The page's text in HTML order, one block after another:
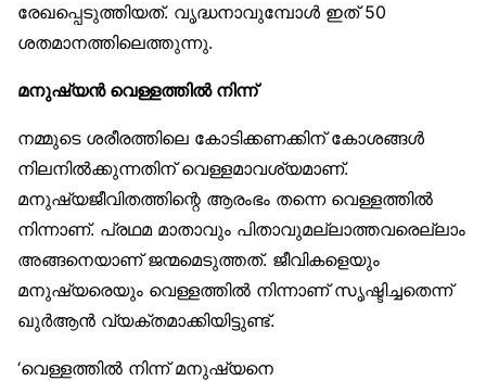
രേഖപ്പെടുത്തിയത്. വൃദ്ധനാവുമ്പോൾ ഇത് 50
ശതമാനത്തിലെത്തുന്നു.
മനുഷ്യൻ വെള്ളത്തിൽ നിന്ന്
നമ്മുടെ ശരീരത്തിലെ കോടിക്കണക്കിന് കോശങ്ങൾ
നിലനിൽക്കുന്നതിന് വെള്ളമാവശ്യമാണ്.
മനുഷ്യജീവിതത്തിന്റെ ആരംഭം തന്നെ വെള്ളത്തിൽ
നിന്നാണ്. പ്രഥമ മാതാവും പിതാവുമല്ലാത്തവരെല്ലാം
അങ്ങനെയാണ് ജന്മമെടുത്തത്. ജീവികളെയും
മനുഷ്യരെയും വെള്ളത്തിൽ നിന്നാണ് സൃഷ്ടിച്ചതെന്ന്
ഖുർആൻ വ്യക്തമാക്കിയിട്ടുണ്ട്.
‘വെള്ളത്തിൽ നിന്ന് മനുഷ്യനെ